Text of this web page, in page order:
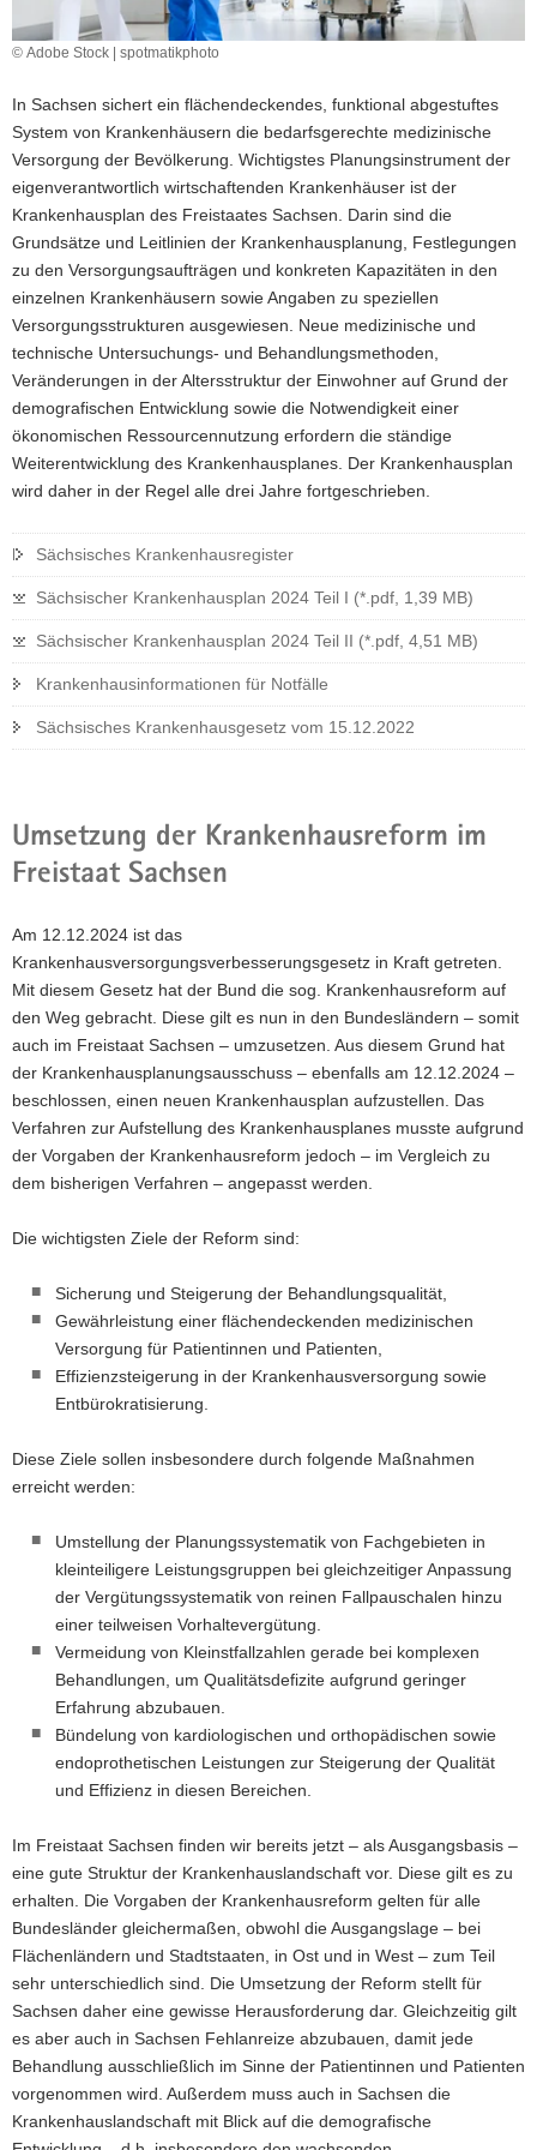
a
v
g
a
t
i
o
n
© Adobe Stock | spotmatikphoto
In Sachsen sichert ein flächendeckendes, funktional abgestuftes
System von Krankenhäusern die bedarfsgerechte medizinische
Versorgung der Bevölkerung. Wichtigstes Planungsinstrument der
eigenverantwortlich wirtschaftenden Krankenhäuser ist der
Krankenhausplan des Freistaates Sachsen. Darin sind die
Grundsätze und Leitlinien der Krankenhausplanung, Festlegungen
zu den Versorgungsaufträgen und konkreten Kapazitäten in den
einzelnen Krankenhäusern sowie Angaben zu speziellen
Versorgungsstrukturen ausgewiesen. Neue medizinische und
technische Untersuchungs- und Behandlungsmethoden,
Veränderungen in der Altersstruktur der Einwohner auf Grund der
demografischen Entwicklung sowie die Notwendigkeit einer
ökonomischen Ressourcennutzung erfordern die ständige
Weiterentwicklung des Krankenhausplanes. Der Krankenhausplan
wird daher in der Regel alle drei Jahre fortgeschrieben.
Sächsisches Krankenhausregister
Sächsischer Krankenhausplan 2024 Teil I (*.pdf, 1,39 MB)
Sächsischer Krankenhausplan 2024 Teil II (*.pdf, 4,51 MB)
Krankenhausinformationen für Notfälle
Sächsisches Krankenhausgesetz vom 15.12.2022
Umsetzung der Krankenhausreform im
Freistaat Sachsen
Am 12.12.2024 ist das
Krankenhausversorgungsverbesserungsgesetz in Kraft getreten.
Mit diesem Gesetz hat der Bund die sog. Krankenhausreform auf
den Weg gebracht. Diese gilt es nun in den Bundesländern – somit
auch im Freistaat Sachsen – umzusetzen. Aus diesem Grund hat
der Krankenhausplanungsausschuss – ebenfalls am 12.12.2024 –
beschlossen, einen neuen Krankenhausplan aufzustellen. Das
Verfahren zur Aufstellung des Krankenhausplanes musste aufgrund
der Vorgaben der Krankenhausreform jedoch – im Vergleich zu
dem bisherigen Verfahren – angepasst werden.
Die wichtigsten Ziele der Reform sind:
Sicherung und Steigerung der Behandlungsqualität,
Gewährleistung einer flächendeckenden medizinischen
Versorgung für Patientinnen und Patienten,
Effizienzsteigerung in der Krankenhausversorgung sowie
Entbürokratisierung.
Diese Ziele sollen insbesondere durch folgende Maßnahmen
erreicht werden:
Umstellung der Planungssystematik von Fachgebieten in
kleinteiligere Leistungsgruppen bei gleichzeitiger Anpassung
der Vergütungssystematik von reinen Fallpauschalen hinzu
einer teilweisen Vorhaltevergütung.
Vermeidung von Kleinstfallzahlen gerade bei komplexen
Behandlungen, um Qualitätsdefizite aufgrund geringer
Erfahrung abzubauen.
Bündelung von kardiologischen und orthopädischen sowie
endoprothetischen Leistungen zur Steigerung der Qualität
und Effizienz in diesen Bereichen.
Im Freistaat Sachsen finden wir bereits jetzt – als Ausgangsbasis –
eine gute Struktur der Krankenhauslandschaft vor. Diese gilt es zu
erhalten. Die Vorgaben der Krankenhausreform gelten für alle
Bundesländer gleichermaßen, obwohl die Ausgangslage – bei
Flächenländern und Stadtstaaten, in Ost und in West – zum Teil
sehr unterschiedlich sind. Die Umsetzung der Reform stellt für
Sachsen daher eine gewisse Herausforderung dar. Gleichzeitig gilt
es aber auch in Sachsen Fehlanreize abzubauen, damit jede
Behandlung ausschließlich im Sinne der Patientinnen und Patienten
vorgenommen wird. Außerdem muss auch in Sachsen die
Krankenhauslandschaft mit Blick auf die demografische